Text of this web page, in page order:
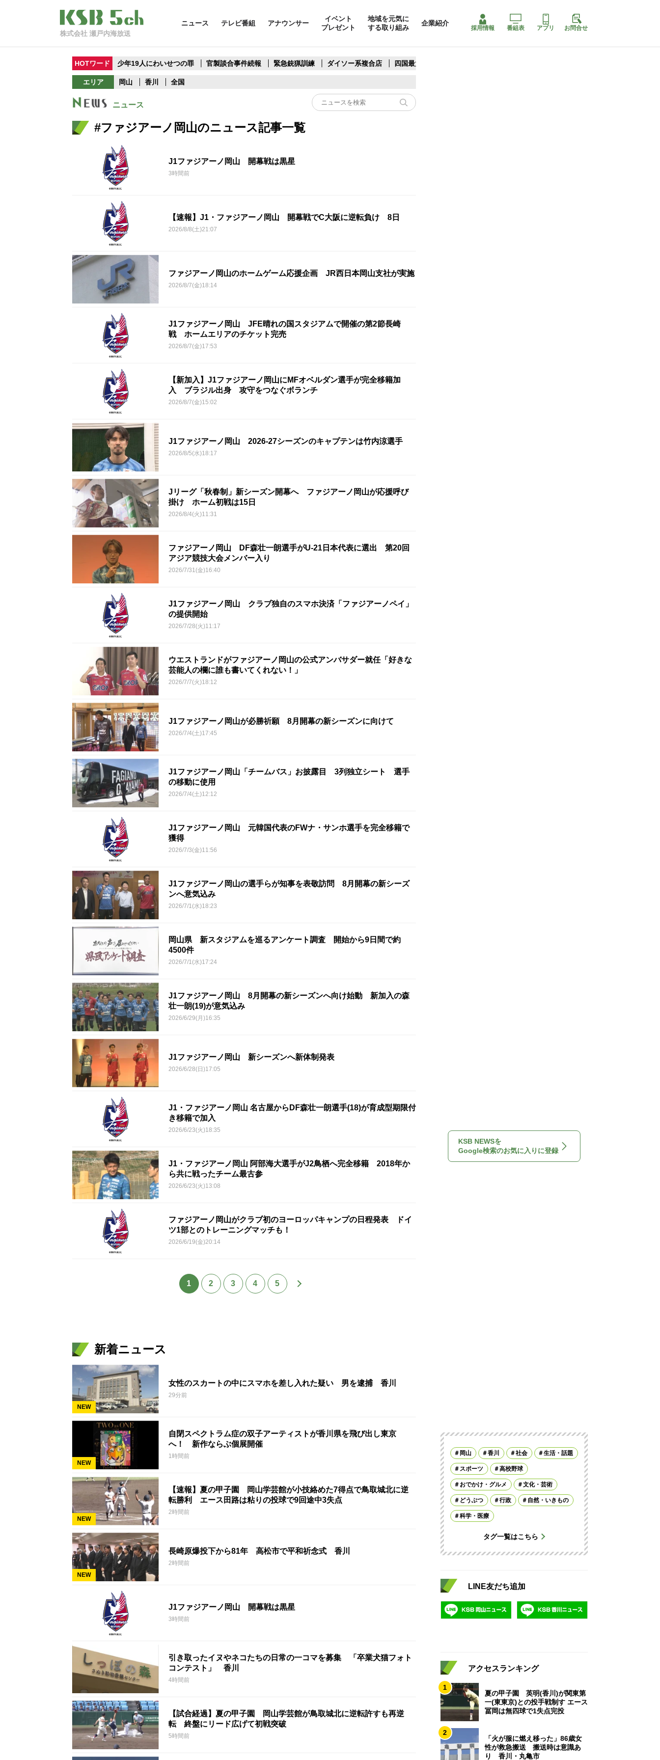
株式会社 瀬戸内海放送
ニュース テレビ番組 アナウンサー
イベント
プレゼント
地域を元気に
する取り組み
企業紹介
採用情報 番組表 アプリ お問合せ
HOTワード 少年19人にわいせつの罪 官製談合事件続報 緊急銃猟訓練 ダイソー系複合店 四国最大スリコ
エリア 岡山 香川 全国
ニュース
#ファジアーノ岡山のニュース記事一覧
J1ファジアーノ岡山 開幕戦は黒星
3時間前
【速報】J1・ファジアーノ岡山 開幕戦でC大阪に逆転負け 8日
2026/8/8(土)21:07
ファジアーノ岡山のホームゲーム応援企画 JR西日本岡山支社が実施
2026/8/7(金)18:14
J1ファジアーノ岡山 JFE晴れの国スタジアムで開催の第2節長崎
戦 ホームエリアのチケット完売
2026/8/7(金)17:53
【新加入】J1ファジアーノ岡山にMFオベルダン選手が完全移籍加
入 ブラジル出身 攻守をつなぐボランチ
2026/8/7(金)15:02
J1ファジアーノ岡山 2026-27シーズンのキャプテンは竹内涼選手
2026/8/5(水)18:17
Jリーグ「秋春制」新シーズン開幕へ ファジアーノ岡山が応援呼び
掛け ホーム初戦は15日
2026/8/4(火)11:31
ファジアーノ岡山 DF森壮一朗選手がU-21日本代表に選出 第20回
アジア競技大会メンバー入り
2026/7/31(金)16:40
J1ファジアーノ岡山 クラブ独自のスマホ決済「ファジアーノペイ」
の提供開始
2026/7/28(火)11:17
ウエストランドがファジアーノ岡山の公式アンバサダー就任「好きな
芸能人の欄に誰も書いてくれない！」
2026/7/7(火)18:12
J1ファジアーノ岡山が必勝祈願 8月開幕の新シーズンに向けて
2026/7/4(土)17:45
J1ファジアーノ岡山「チームバス」お披露目 3列独立シート 選手
の移動に使用
2026/7/4(土)12:12
J1ファジアーノ岡山 元韓国代表のFWナ・サンホ選手を完全移籍で
獲得
2026/7/3(金)11:56
J1ファジアーノ岡山の選手らが知事を表敬訪問 8月開幕の新シーズ
ンへ意気込み
2026/7/1(水)18:23
岡山県 新スタジアムを巡るアンケート調査 開始から9日間で約
4500件
2026/7/1(水)17:24
J1ファジアーノ岡山 8月開幕の新シーズンへ向け始動 新加入の森
壮一朗(19)が意気込み
2026/6/29(月)16:35
J1ファジアーノ岡山 新シーズンへ新体制発表
2026/6/28(日)17:05
J1・ファジアーノ岡山 名古屋からDF森壮一朗選手(18)が育成型期限付
き移籍で加入
2026/6/23(火)18:35
J1・ファジアーノ岡山 阿部海大選手がJ2鳥栖へ完全移籍 2018年か
ら共に戦ったチーム最古参
2026/6/23(火)13:08
ファジアーノ岡山がクラブ初のヨーロッパキャンプの日程発表 ドイ
ツ1部とのトレーニングマッチも！
2026/6/19(金)20:14
1 2 3 4 5
新着ニュース
NEW
女性のスカートの中にスマホを差し入れた疑い 男を逮捕 香川
29分前
NEW
自閉スペクトラム症の双子アーティストが香川県を飛び出し東京
へ！ 新作ならぶ個展開催
1時間前
NEW
【速報】夏の甲子園 岡山学芸館が小技絡めた7得点で鳥取城北に逆
転勝利 エース田路は粘りの投球で9回途中3失点
2時間前
NEW
長崎原爆投下から81年 高松市で平和祈念式 香川
2時間前
J1ファジアーノ岡山 開幕戦は黒星
3時間前
引き取ったイヌやネコたちの日常の一コマを募集 「卒業犬猫フォト
コンテスト」 香川
4時間前
【試合経過】夏の甲子園 岡山学芸館が鳥取城北に逆転許すも再逆
転 終盤にリード広げて初戦突破
5時間前
KSB NEWSを
Google検索のお気に入りに登録
岡山 香川 社会 生活・話題
スポーツ 高校野球
おでかけ・グルメ 文化・芸術
どうぶつ 行政 自然・いきもの
科学・医療
タグ一覧はこちら
LINE友だち追加
アクセスランキング
1
夏の甲子園 英明(香川)が関東第
一(東東京)との投手戦制す エース
冨岡は無四球で1失点完投
2
「火が服に燃え移った」86歳女
性が救急搬送 搬送時は意識あ
り 香川・丸亀市